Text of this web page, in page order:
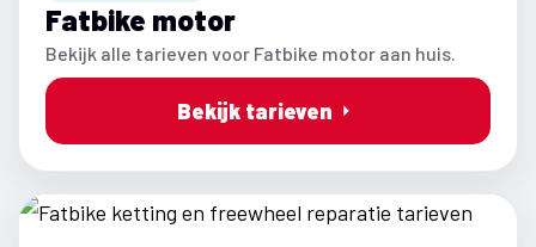
Fatbike motor
Bekijk alle tarieven voor Fatbike motor aan huis.
Bekijk tarieven